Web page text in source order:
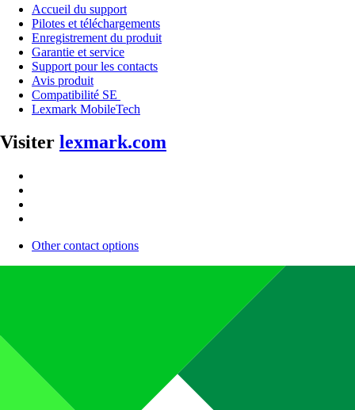
Accueil du support
Pilotes et téléchargements
Enregistrement du produit
Garantie et service
Support pour les contacts
Avis produit
Compatibilité SE
Lexmark MobileTech
Visiter lexmark.com
Other contact options